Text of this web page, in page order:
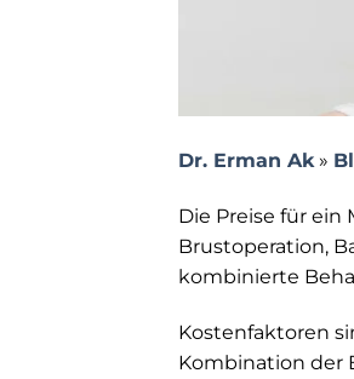
Dr. Erman Ak»
Die Preise für
Brustoperation,
kombinierte
Kostenfaktoren
Kombination der